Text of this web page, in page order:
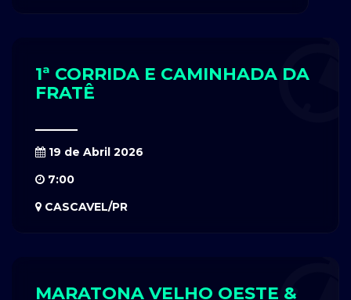
1ª CORRIDA E CAMINHADA DA
FRATÊ
19 de Abril 2026
7:00
CASCAVEL/PR
MARATONA VELHO OESTE &